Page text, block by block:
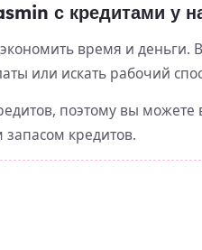
с кредитами у
время и
или искать рабочий
поэтому вы
кредитов.